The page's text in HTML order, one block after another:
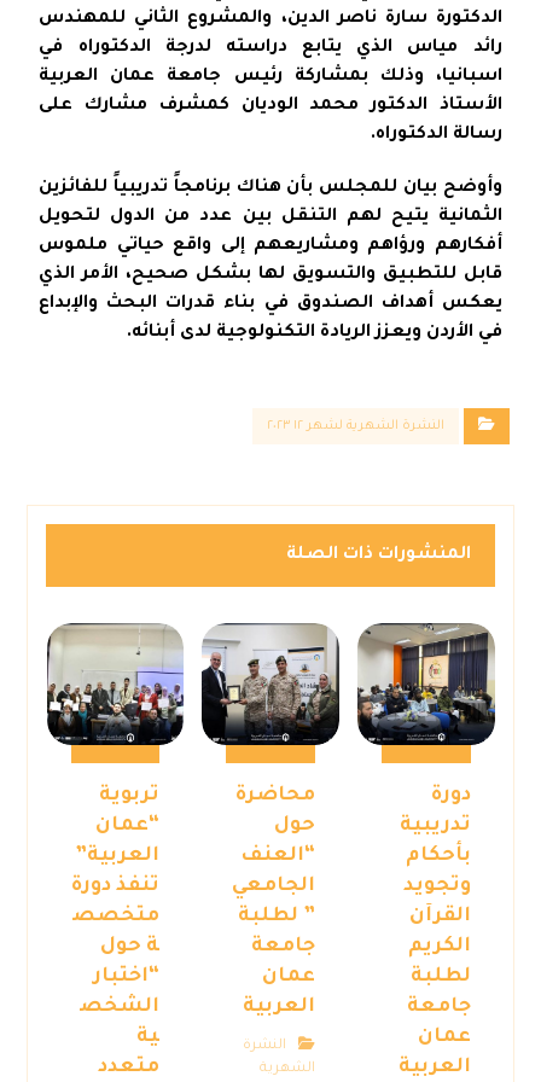
الدكتورة سارة ناصر الدين، والمشروع الثاني للمهندس
رائد مياس الذي يتابع دراسته لدرجة الدكتوراه في
اسبانيا، وذلك بمشاركة رئيس جامعة عمان العربية
الأستاذ الدكتور محمد الوديان كمشرف مشارك على
رسالة الدكتوراه.
وأوضح بيان للمجلس بأن هناك برنامجاً تدريبياً للفائزين
الثمانية يتيح لهم التنقل بين عدد من الدول لتحويل
أفكارهم ورؤاهم ومشاريعهم إلى واقع حياتي ملموس
قابل للتطبيق والتسويق لها بشكل صحيح، الأمر الذي
يعكس أهداف الصندوق في بناء قدرات البحث والإبداع
في الأردن ويعزز الريادة التكنولوجية لدى أبنائه.
النشرة الشهرية لشهر ١٢ ٢٠٢٣
المنشورات ذات الصلة
دورة
تدريبية
بأحكام
وتجويد
القرآن
الكريم
لطلبة
جامعة
عمان
العربية
محاضرة
حول
“العنف
الجامعي
” لطلبة
جامعة
عمان
العربية
النشرة
الشهرية
تربوية
“عمان
العربية”
تنفذ دورة
متخصص
ة حول
“اختبار
الشخص
ية
متعدد